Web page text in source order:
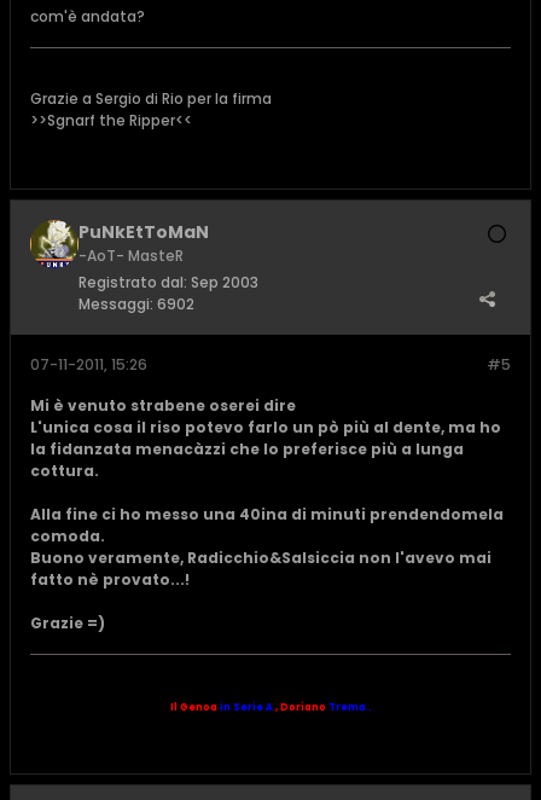
com'è andata?
Grazie a Sergio di Rio per la firma
>>Sgnarf the Ripper<<
PuNkEtToMaN
-AoT- MasteR
Registrato dal: Sep 2003
Messaggi: 6902
#5
07-11-2011, 15:26
Mi è venuto strabene oserei dire
L'unica cosa il riso potevo farlo un pò più al dente, ma ho
la fidanzata menacàzzi che lo preferisce più a lunga
cottura.
Alla fine ci ho messo una 40ina di minuti prendendomela
comoda.
Buono veramente, Radicchio&Salsiccia non l'avevo mai
fatto nè provato...!
Grazie =)
Il Genoain Serie A,Doriano Trema .